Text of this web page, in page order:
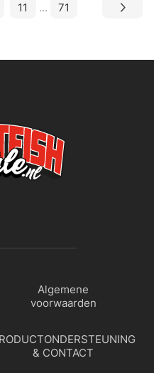
11 ... 71
Algemene
voorwaarden
& CONTACT